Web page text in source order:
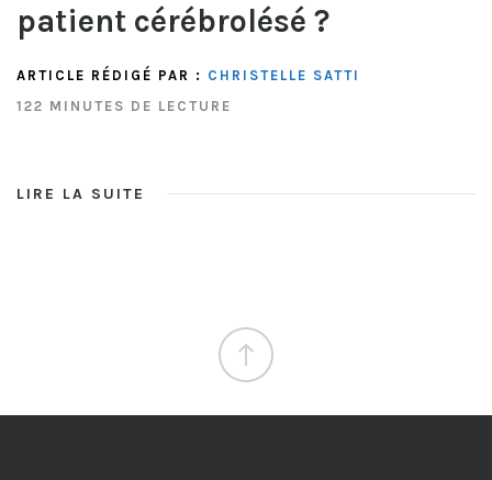
patient cérébrolésé ?
ARTICLE RÉDIGÉ PAR : CHRISTELLE SATTI
122 MINUTES DE LECTURE
LIRE LA SUITE